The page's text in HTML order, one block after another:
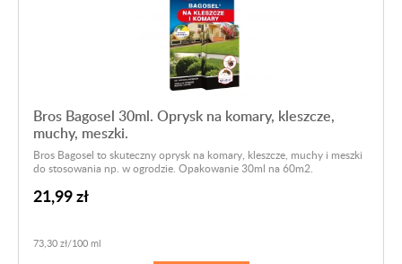
Bros Bagosel 30ml. Oprysk na komary, kleszcze,
muchy, meszki.
Bros Bagosel to skuteczny oprysk na komary, kleszcze, muchy i meszki
do stosowania np. w ogrodzie. Opakowanie 30ml na 60m2.
21,99 zł
73,30 zł/100 ml